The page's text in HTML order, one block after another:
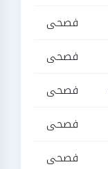
فصحى
فصحى
فصحى
فصحى
فصحى